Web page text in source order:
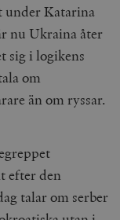
under Katarina
nu Ukraina åter
sig i logikens
om
än om ryssar.
efter den
talar om serber